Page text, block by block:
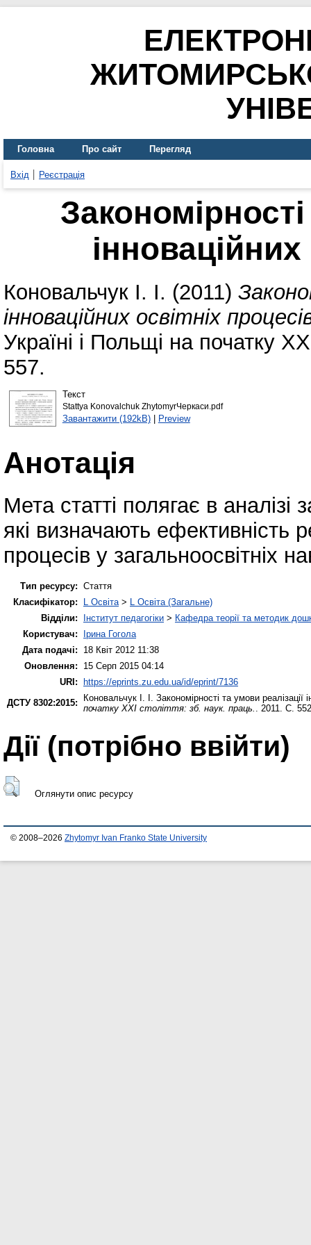
Головна Про сайт Перегляд
Вхід Реєстрація
інноваційних
Коновальчук І. І. (2011)
інноваційних освітніх
Україні і Польщі на початку
557.
Текст
Stattya Konovalchuk ZhytomyrЧеркаси.pdf
Завантажити (192kB)| Preview
Анотація
Мета статті полягає в
які визначають ефективність
процесів у загальноосвітніх
Тип ресурсу: Стаття
Класифікатор:
L Освіта > L Освіта (Загальне)
Відділи:
Інститут педагогіки > Кафедра теорії та методик
Користувач:
Ірина Гогола
Дата подачі:
18 Квіт 2012 11:38
Оновлення:
15 Серп 2015 04:14
URI: https://eprints.zu.edu.ua/id/eprint/7136
ДСТУ 8302:2015:
Коновальчук І. І. Закономірності та умови реалізації
початку ХХІ століття: зб. наук. праць.
. 2011. С.
Дії ​​(потрібно ввійти)
Оглянути опис ресурсу
© 2008–2026 Zhytomyr Ivan Franko State University